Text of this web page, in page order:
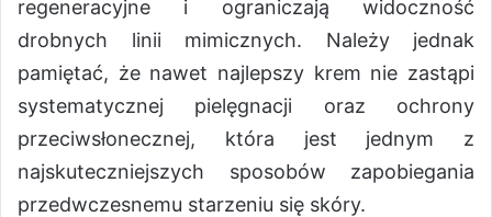
regeneracyjne i ograniczają widoczność
drobnych linii mimicznych. Należy jednak
pamiętać, że nawet najlepszy krem nie zastąpi
systematycznej pielęgnacji oraz ochrony
przeciwsłonecznej, która jest jednym z
najskuteczniejszych sposobów zapobiegania
przedwczesnemu starzeniu się skóry.